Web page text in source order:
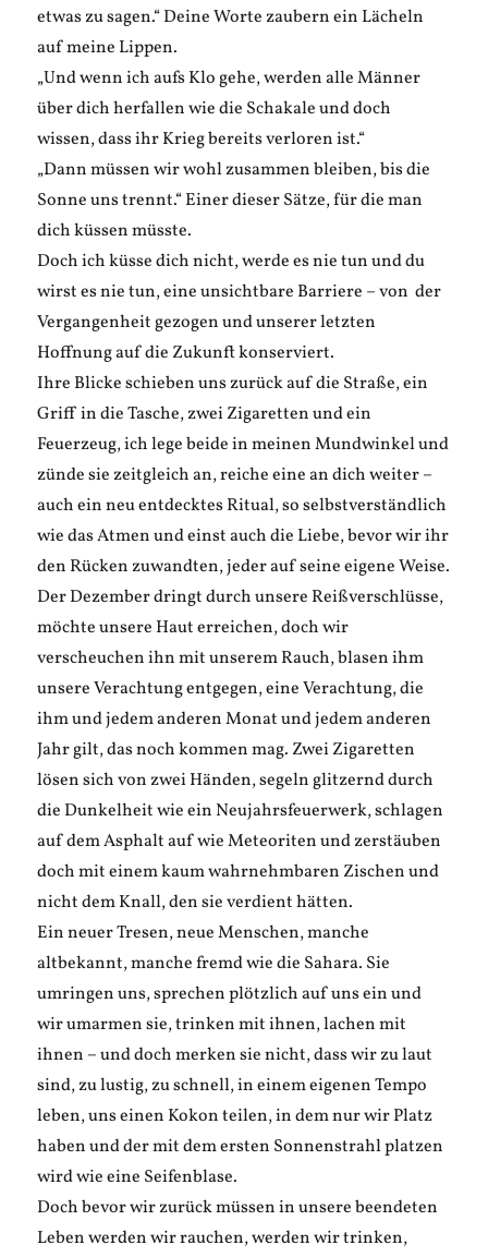
etwas zu sagen.“ Deine Worte zaubern ein Lächeln
auf meine Lippen.
„Und wenn ich aufs Klo gehe, werden alle Männer
über dich herfallen wie die Schakale und doch
wissen, dass ihr Krieg bereits verloren ist.“
„Dann müssen wir wohl zusammen bleiben, bis die
Sonne uns trennt.“ Einer dieser Sätze, für die man
dich küssen müsste.
Doch ich küsse dich nicht, werde es nie tun und du
wirst es nie tun, eine unsichtbare Barriere – von der
Vergangenheit gezogen und unserer letzten
Hoffnung auf die Zukunft konserviert.
Ihre Blicke schieben uns zurück auf die Straße, ein
Griff in die Tasche, zwei Zigaretten und ein
Feuerzeug, ich lege beide in meinen Mundwinkel und
zünde sie zeitgleich an, reiche eine an dich weiter –
auch ein neu entdecktes Ritual, so selbstverständlich
wie das Atmen und einst auch die Liebe, bevor wir ihr
den Rücken zuwandten, jeder auf seine eigene Weise.
Der Dezember dringt durch unsere Reißverschlüsse,
möchte unsere Haut erreichen, doch wir
verscheuchen ihn mit unserem Rauch, blasen ihm
unsere Verachtung entgegen, eine Verachtung, die
ihm und jedem anderen Monat und jedem anderen
Jahr gilt, das noch kommen mag. Zwei Zigaretten
lösen sich von zwei Händen, segeln glitzernd durch
die Dunkelheit wie ein Neujahrsfeuerwerk, schlagen
auf dem Asphalt auf wie Meteoriten und zerstäuben
doch mit einem kaum wahrnehmbaren Zischen und
nicht dem Knall, den sie verdient hätten.
Ein neuer Tresen, neue Menschen, manche
altbekannt, manche fremd wie die Sahara. Sie
umringen uns, sprechen plötzlich auf uns ein und
wir umarmen sie, trinken mit ihnen, lachen mit
ihnen – und doch merken sie nicht, dass wir zu laut
sind, zu lustig, zu schnell, in einem eigenen Tempo
leben, uns einen Kokon teilen, in dem nur wir Platz
haben und der mit dem ersten Sonnenstrahl platzen
wird wie eine Seifenblase.
Doch bevor wir zurück müssen in unsere beendeten
Leben werden wir rauchen, werden wir trinken,